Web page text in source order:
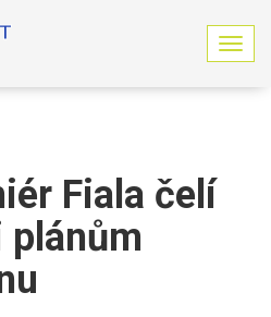
Z
o
Fiala čelí